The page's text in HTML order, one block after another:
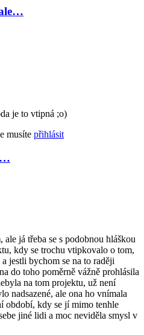
je to vtipná ;o)
musíte přihlásit
já třeba se s podobnou hláškou
kdy se trochu vtipkovalo o tom,
jestli bychom se na to raději
do toho poměrně vážně prohlásila
na tom projektu, už není
nadsazené, ale ona ho vnímala
období, kdy se jí mimo tenhle
jiné lidi a moc neviděla smysl v